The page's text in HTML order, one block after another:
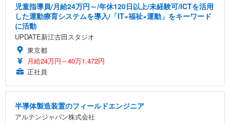
児童指導員/月給24万円～/年休120日以上/未経験可/ICTを活用
した運動療育システムを導入/「IT×福祉×運動」をキーワード
に活動
UPDATE新江古田スタジオ
東京都
月給24万円～40万1,472円
正社員
半導体製造装置のフィールドエンジニア
アルテンジャパン株式会社